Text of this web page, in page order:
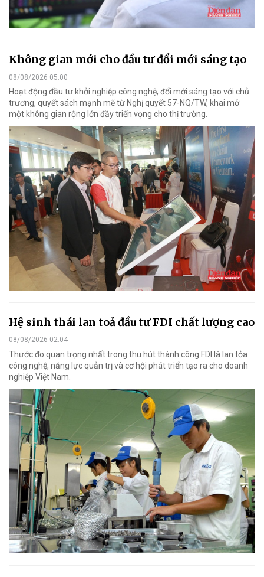
Không gian mới cho đầu tư đổi mới sáng tạo
08/08/2026 05:00
Hoạt động đầu tư khởi nghiệp công nghệ, đổi mới sáng tạo với chủ
trương, quyết sách mạnh mẽ từ Nghị quyết 57-NQ/TW, khai mở
một không gian rộng lớn đầy triển vọng cho thị trường.
Hệ sinh thái lan toả đầu tư FDI chất lượng cao
08/08/2026 02:04
Thước đo quan trọng nhất trong thu hút thành công FDI là lan tỏa
công nghệ, năng lực quản trị và cơ hội phát triển tạo ra cho doanh
nghiệp Việt Nam.